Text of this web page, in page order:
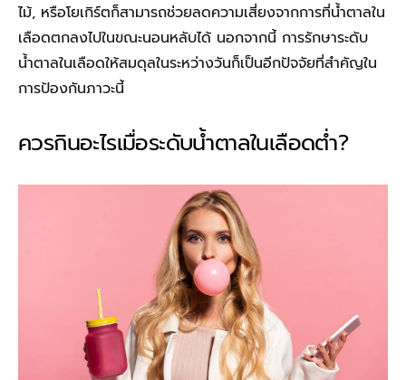
ไม้, หรือโยเกิร์ตก็สามารถช่วยลดความเสี่ยงจากการที่น้ำตาลใน
เลือดตกลงไปในขณะนอนหลับได้ นอกจากนี้ การรักษาระดับ
น้ำตาลในเลือดให้สมดุลในระหว่างวันก็เป็นอีกปัจจัยที่สำคัญใน
การป้องกันภาวะนี้
ควรกินอะไรเมื่อระดับน้ำตาลในเลือดต่ำ?